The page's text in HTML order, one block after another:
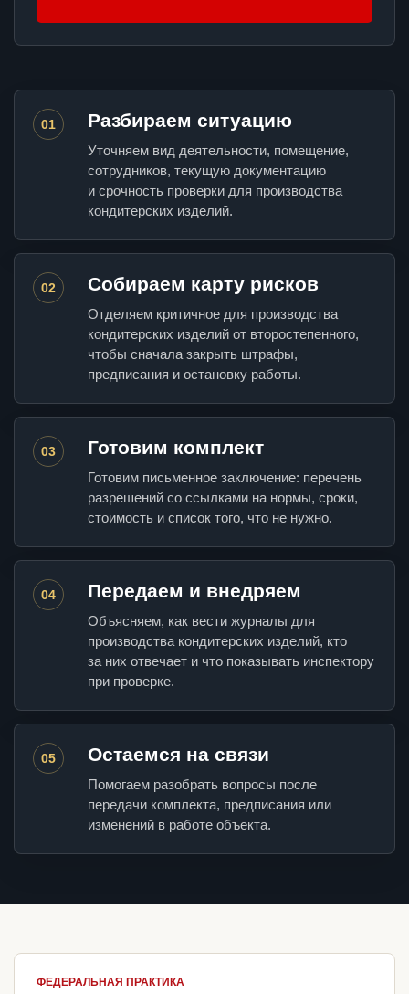
01 Разбираем ситуацию
Уточняем вид деятельности, помещение,
сотрудников, текущую документацию
и срочность проверки для производства
кондитерских изделий.
02 Собираем карту рисков
Отделяем критичное для производства
кондитерских изделий от второстепенного,
чтобы сначала закрыть штрафы,
предписания и остановку работы.
03 Готовим комплект
Готовим письменное заключение: перечень
разрешений со ссылками на нормы, сроки,
стоимость и список того, что не нужно.
04 Передаем и внедряем
Объясняем, как вести журналы для
производства кондитерских изделий, кто
за них отвечает и что показывать инспектору
при проверке.
05 Остаемся на связи
Помогаем разобрать вопросы после
передачи комплекта, предписания или
изменений в работе объекта.
ФЕДЕРАЛЬНАЯ ПРАКТИКА